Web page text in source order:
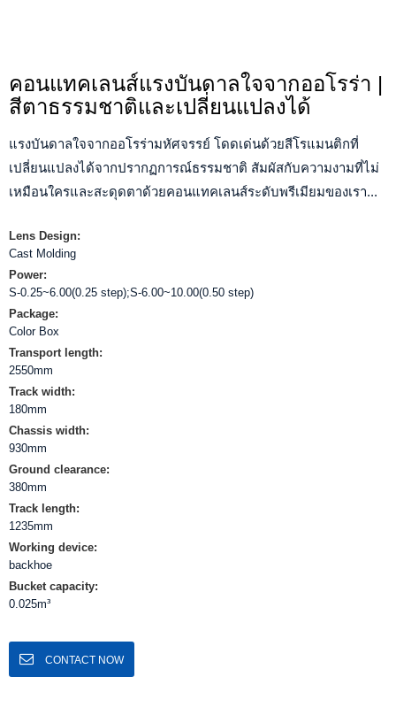
คอนแทคเลนส์แรงบันดาลใจจากออโรร่า |
สีตาธรรมชาติและเปลี่ยนแปลงได้
แรงบันดาลใจจากออโรร่ามหัศจรรย์ โดดเด่นด้วยสีโรแมนติกที่
เปลี่ยนแปลงได้จากปรากฏการณ์ธรรมชาติ สัมผัสกับความงามที่ไม่
เหมือนใครและสะดุดตาด้วยคอนแทคเลนส์ระดับพรีเมียมของเรา...
Lens Design:
Cast Molding
Power:
S-0.25~6.00(0.25 step);S-6.00~10.00(0.50 step)
Package:
Color Box
Transport length:
2550mm
Track width:
180mm
Chassis width:
930mm
Ground clearance:
380mm
Track length:
1235mm
Working device:
backhoe
Bucket capacity:
0.025m³
CONTACT NOW